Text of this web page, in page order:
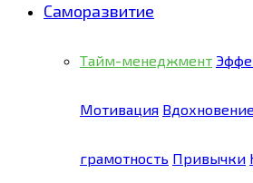
Саморазвитие
Тайм-менеджмент
Мотивация Вдохновение
грамотность Привычки